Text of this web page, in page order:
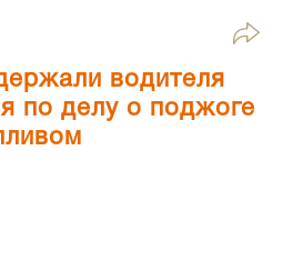
водителя
по делу о поджоге